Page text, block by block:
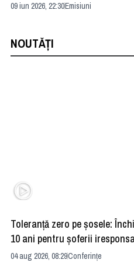
09 iun 2026, 22:30Emisiuni
NOUTĂȚI
Toleranță zero pe șosele:
10 ani pentru șoferii
04 aug 2026, 08:29Conferințe